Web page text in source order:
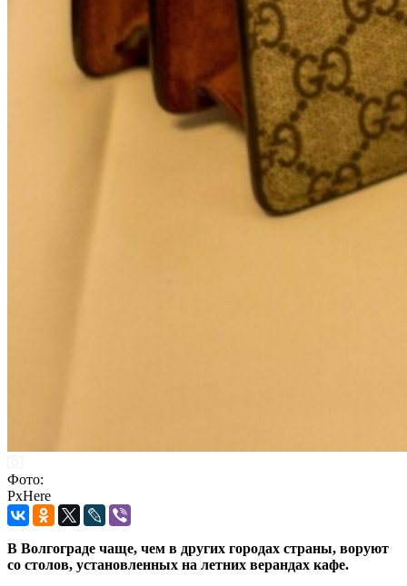
Фото:
PxHere
В Волгограде чаще, чем в других городах страны, воруют
со столов, установленных на летних верандах кафе.